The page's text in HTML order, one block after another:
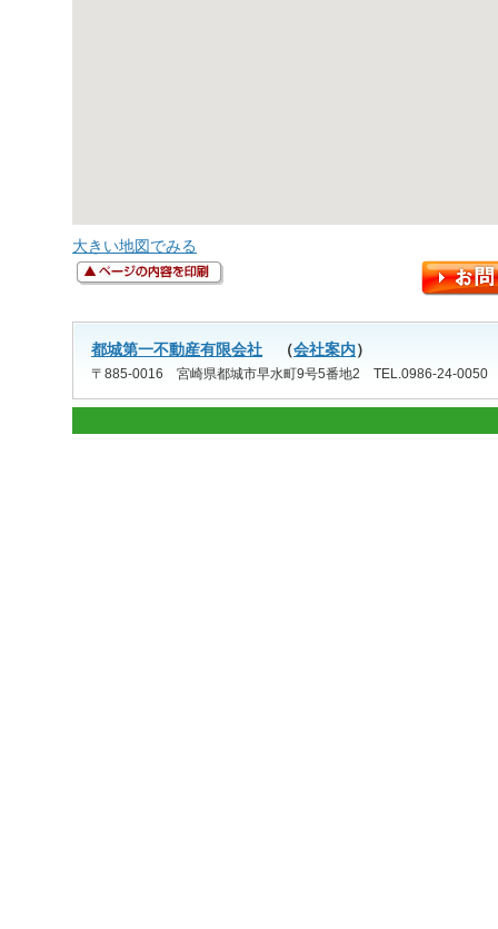
大きい地図でみる
都城第一不動産有限会社 （会社案内）
〒885-0016 宮崎県都城市早水町9号5番地2 TEL.0986-24-0050